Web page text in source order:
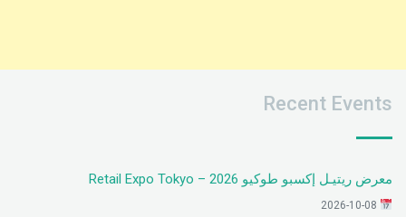
Recent Events
معرض ريتيـل إكسبو طوكيو 2026 – Retail Expo Tokyo